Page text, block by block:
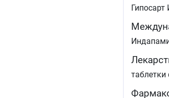
Гипосарт